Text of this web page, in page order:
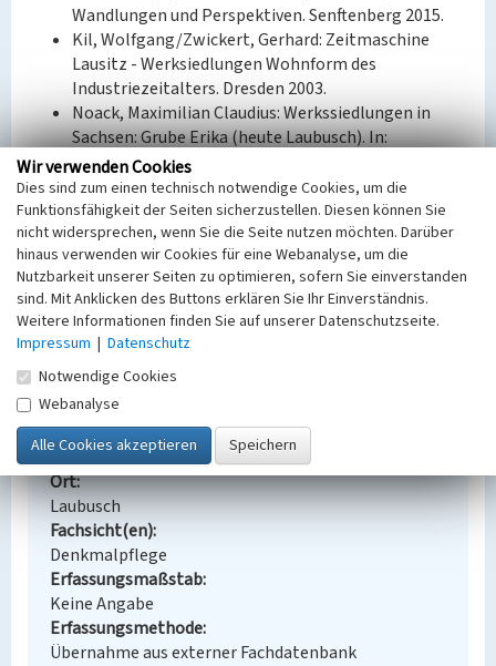
Wandlungen und Perspektiven. Senftenberg 2015.
Kil, Wolfgang/Zwickert, Gerhard: Zeitmaschine
Lausitz - Werksiedlungen Wohnform des
Industriezeitalters. Dresden 2003.
Noack, Maximilian Claudius: Werkssiedlungen in
Sachsen: Grube Erika (heute Laubusch). In:
Werkbericht Deutscher Werkbund Sachsen 4 (2016),
S. 94-95.
Bauherr / Auftraggeber:
Bauherr: ILSE Bergbau-A.G.
Entwurf: Ewald Kleffel (1878-1952) (Architekt)
BKM-Nummer:31000189
Kolonie Erika, Parkstraße 7
Schlagwörter
Siedlungsteil
Ort
Laubusch
Fachsicht(en)
Denkmalpflege
Erfassungsmaßstab
Keine Angabe
Erfassungsmethode
Übernahme aus externer Fachdatenbank
Wir verwenden Cookies
Dies sind zum einen technisch notwendige Cookies, um die
Funktionsfähigkeit der Seiten sicherzustellen. Diesen können Sie
nicht widersprechen, wenn Sie die Seite nutzen möchten. Darüber
hinaus verwenden wir Cookies für eine Webanalyse, um die
Nutzbarkeit unserer Seiten zu optimieren, sofern Sie einverstanden
sind. Mit Anklicken des Buttons erklären Sie Ihr Einverständnis.
Weitere Informationen finden Sie auf unserer Datenschutzseite.
Impressum | Datenschutz
Notwendige Cookies
Webanalyse